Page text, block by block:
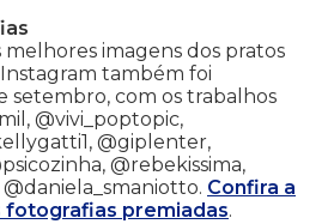
melhores imagens dos pratos
também foi
setembro, com os trabalhos
@vivi_poptopic,
@giplenter,
@rebekissima,
Confira a
fotografias premiadas.